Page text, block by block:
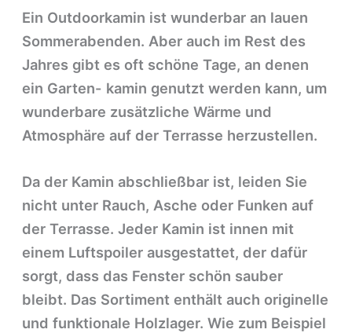
Ein Outdoorkamin ist wunderbar an lauen
Sommerabenden. Aber auch im Rest des
Jahres gibt es oft schöne Tage, an denen
ein Garten- kamin genutzt werden kann, um
wunderbare zusätzliche Wärme und
Atmosphäre auf der Terrasse herzustellen.
Da der Kamin abschließbar ist, leiden Sie
nicht unter Rauch, Asche oder Funken auf
der Terrasse. Jeder Kamin ist innen mit
einem Luftspoiler ausgestattet, der dafür
sorgt, dass das Fenster schön sauber
bleibt. Das Sortiment enthält auch originelle
und funktionale Holzlager. Wie zum Beispiel